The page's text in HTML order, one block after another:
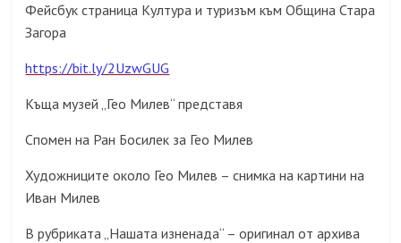
Фейсбук страница Култура и туризъм към Община Стара
Загора
https://bit.ly/2UzwGUG
Къща музей „Гео Милев“ представя
Спомен на Ран Босилек за Гео Милев
Художниците около Гео Милев – снимка на картини на
Иван Милев
В рубриката „Нашата изненада“ – оригинал от архива